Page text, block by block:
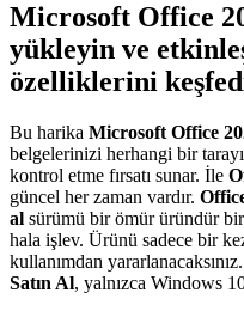
Microsoft Office
yükleyin ve
özelliklerini
Bu harika Microsoft Office
belgelerinizi herhangi bir
kontrol etme fırsatı sunar. İle
güncel her zaman vardır.
al sürümü bir ömür üründür
hala işlev. Ürünü sadece bir
kullanımdan yararlanacaksınız.
Satın Al, yalnızca Windows